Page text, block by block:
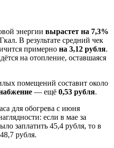
энергии вырастет на 7,3%
В результате средний чек
примерно на 3,12 рубля.
на отопление, оставшаяся
помещений составит около
— ещё 0,53 рубля.
для обогрева с июня
если в мае за
заплатить 45,4 рубля, то в
рубля.